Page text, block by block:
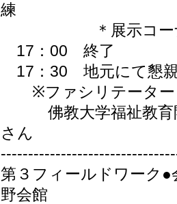
練
＊展示コーナ
17：00 終了
17：30 地元にて懇親
※ファシリテーター
佛教大学福祉教育
さん
第３フィールドワーク
野会館